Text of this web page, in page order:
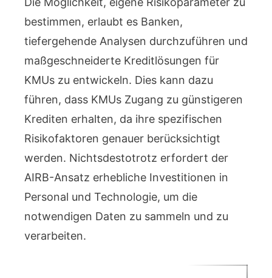
bestimmen, erlaubt es Banken,
tiefergehende Analysen durchzuführen und
maßgeschneiderte Kreditlösungen für
KMUs zu entwickeln. Dies kann dazu
führen, dass KMUs Zugang zu günstigeren
Krediten erhalten, da ihre spezifischen
Risikofaktoren genauer berücksichtigt
werden. Nichtsdestotrotz erfordert der
AIRB-Ansatz erhebliche Investitionen in
Personal und Technologie, um die
notwendigen Daten zu sammeln und zu
verarbeiten.